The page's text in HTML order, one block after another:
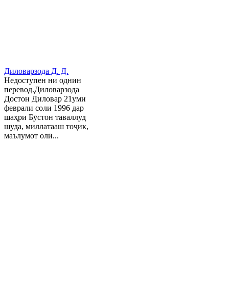
Диловарзода Д. Д.
Недоступен ни однин
перевод.Диловарзода
Достон Диловар 21уми
феврали соли 1996 дар
шаҳри Бӯстон таваллуд
шуда, миллатааш тоҷик,
маълумот олӣ...